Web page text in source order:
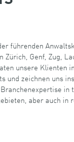
führenden
Zürich, Genf, Zug,
unsere Klienten
und zeichnen uns
in
aber auch in